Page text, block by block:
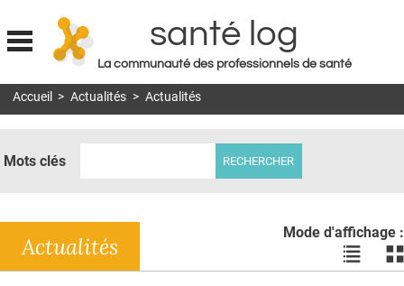
Jump to navigation
santé log
La communauté des professionnels de santé
MON COMPTE
DOSSIERS
RÉSEAUX
Accueil > Actualités > Actualités
Mots clés
Mode d'affichage :
Voir
les
les
Actualités